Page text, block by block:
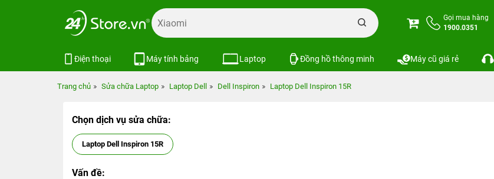
Gọi mua hàng
1900.0351
Điện thoại Máy tính bảng Laptop Đồng hồ thông minh Máy cũ giá rẻ
Trang chủ Sửa chữa Laptop Laptop Dell Dell Inspiron Laptop Dell Inspiron 15R
Chọn dịch vụ sửa chữa:
Laptop Dell Inspiron 15R
Vấn đề: